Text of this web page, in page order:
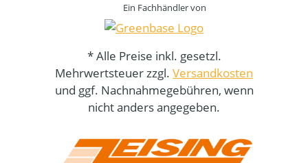
Ein Fachhändler von
* Alle Preise inkl. gesetzl.
Mehrwertsteuer zzgl. Versandkosten
und ggf. Nachnahmegebühren, wenn
nicht anders angegeben.